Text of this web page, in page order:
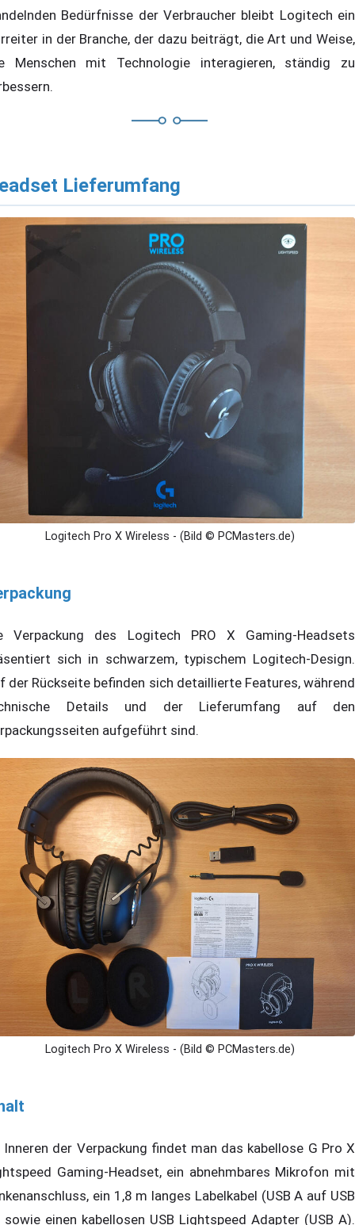
Bedürfnisse der Verbraucher bleibt Logitech ein
in der Branche, der dazu beiträgt, die Art und Weise,
Menschen mit Technologie interagieren, ständig zu
Lieferumfang
Logitech Pro X Wireless - (Bild © PCMasters.de)
Verpackung des Logitech PRO X Gaming-Headsets
sich in schwarzem, typischem Logitech-Design.
der Rückseite befinden sich detaillierte Features, während
Details und der Lieferumfang auf den
aufgeführt sind.
Logitech Pro X Wireless - (Bild © PCMasters.de)
Inneren der Verpackung findet man das kabellose G Pro X
Gaming-Headset, ein abnehmbares Mikrofon mit
ein 1,8 m langes Labelkabel (USB A auf USB
sowie einen kabellosen USB Lightspeed Adapter (USB A).